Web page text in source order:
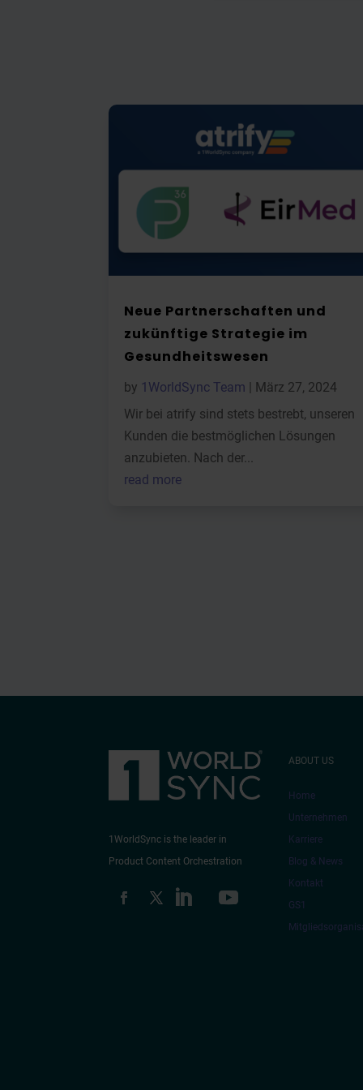
Neue Partnerschaften und
zukünftige Strategie im
Gesundheitswesen
by 1WorldSync Team | März 27, 2024
Wir bei atrify sind stets bestrebt, unseren
Kunden die bestmöglichen Lösungen
anzubieten. Nach der...
read more
1WorldSync is the leader in
Product Content Orchestration
ABOUT US
Home
Unternehmen
Karriere
Blog & News
Kontakt
GS1